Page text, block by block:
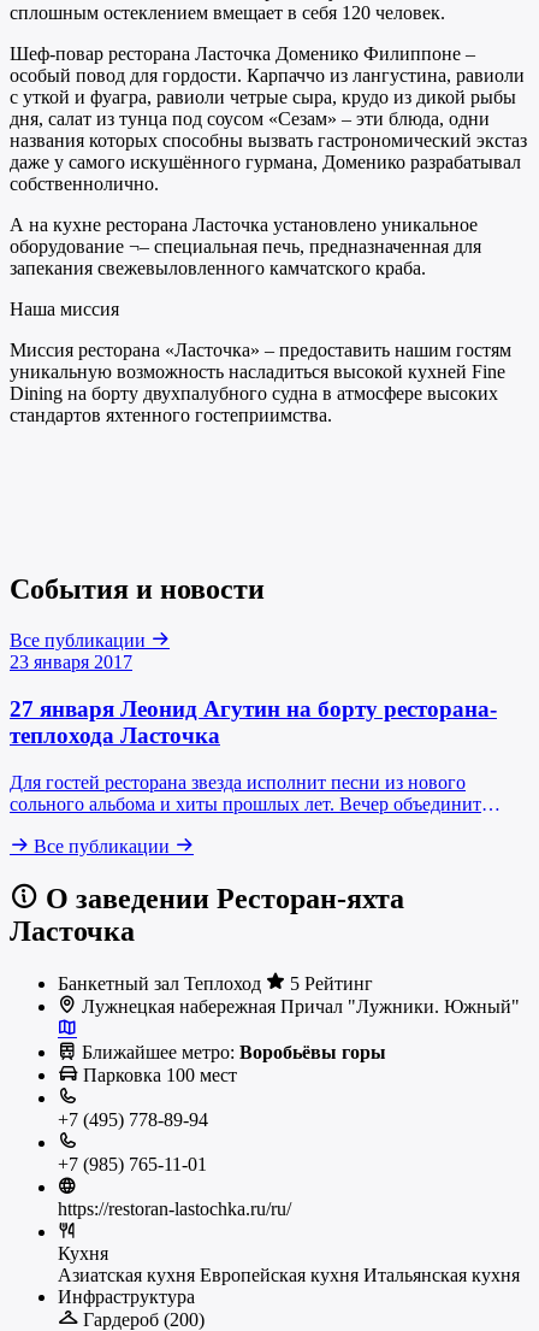
сплошным остеклением вмещает в себя 120 человек.
Шеф-повар ресторана Ласточка Доменико Филиппоне –
особый повод для гордости. Карпаччо из лангустина, равиоли
с уткой и фуагра, равиоли четрые сыра, крудо из дикой рыбы
дня, салат из тунца под соусом «Сезам» – эти блюда, одни
названия которых способны вызвать гастрономический экстаз
даже у самого искушённого гурмана, Доменико разрабатывал
собственнолично.
А на кухне ресторана Ласточка установлено уникальное
оборудование ¬– специальная печь, предназначенная для
запекания свежевыловленного камчатского краба.
Наша миссия
Миссия ресторана «Ласточка» – предоставить нашим гостям
уникальную возможность насладиться высокой кухней Fine
Dining на борту двухпалубного судна в атмосфере высоких
стандартов яхтенного гостеприимства.
События и новости
Все публикации
23 января 2017
27 января Леонид Агутин на борту ресторана-
теплохода Ласточка
Для гостей ресторана звезда исполнит песни из нового
сольного альбома и хиты прошлых лет. Вечер объединит
Все публикации
О заведении Ресторан-яхта
Ласточка
Банкетный зал Теплоход
5 Рейтинг
Лужнецкая набережная Причал "Лужники. Южный"
Ближайшее метро: Воробьёвы горы
Парковка 100 мест
+7 (495) 778-89-94
+7 (985) 765-11-01
https://restoran-lastochka.ru/ru/
Кухня
Азиатская кухня Европейская кухня Итальянская кухня
Инфраструктура
Гардероб (200)